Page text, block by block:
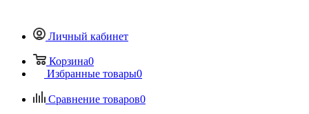
Личный кабинет
Корзина0
Избранные товары0
Сравнение товаров0